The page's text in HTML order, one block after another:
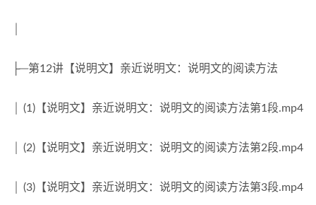
├─第12讲【说明文】亲近说明文：说明文的阅读方法
│ (1)【说明文】亲近说明文：说明文的阅读方法第1段.mp4
│ (2)【说明文】亲近说明文：说明文的阅读方法第2段.mp4
│ (3)【说明文】亲近说明文：说明文的阅读方法第3段.mp4